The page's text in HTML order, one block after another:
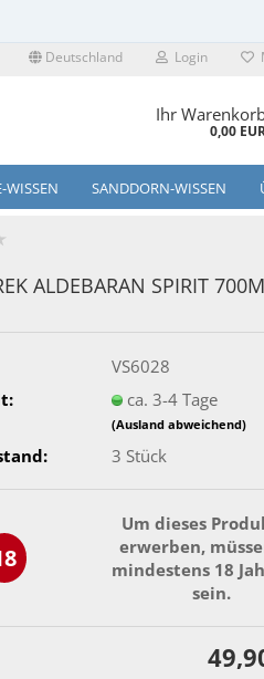
Deutschland Login
Ihr
0,00
WISSEN SANDDORN-WISSEN
ALDEBARAN SPIRIT
VS6028
ca. 3-4 Tage
(Ausland abweichend)
3 Stück
Um dieses
erwerben,
mindestens 18
sein.